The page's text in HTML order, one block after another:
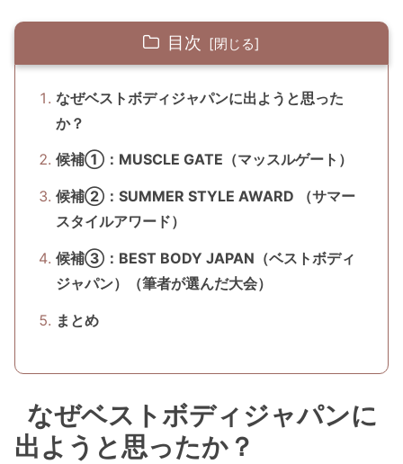
目次
なぜベストボディジャパンに出ようと思った
か？
候補①：MUSCLE GATE（マッスルゲート）
候補②：SUMMER STYLE AWARD （サマー
スタイルアワード）
候補③：BEST BODY JAPAN（ベストボディ
ジャパン）（筆者が選んだ大会）
まとめ
なぜベストボディジャパンに
出ようと思ったか？